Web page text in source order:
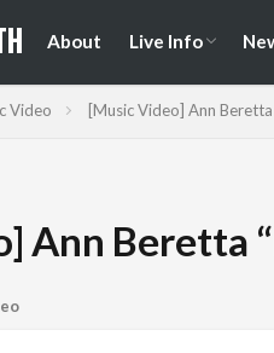
About Live Info
Video [Music Video] Ann
Ann Beretta